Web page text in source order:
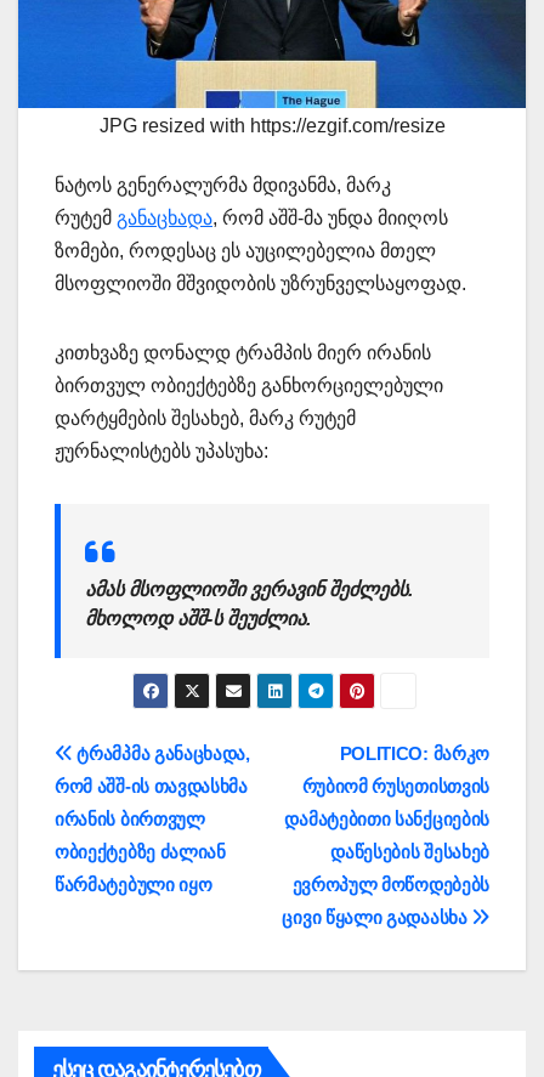
JPG resized with https://ezgif.com/resize
ნატოს გენერალურმა მდივანმა, მარკ
რუტემ განაცხადა, რომ აშშ-მა უნდა მიიღოს
ზომები, როდესაც ეს აუცილებელია მთელ
მსოფლიოში მშვიდობის უზრუნველსაყოფად.
კითხვაზე დონალდ ტრამპის მიერ ირანის
ბირთვულ ობიექტებზე განხორციელებული
დარტყმების შესახებ, მარკ რუტემ
ჟურნალისტებს უპასუხა:
ამას მსოფლიოში ვერავინ შეძლებს.
მხოლოდ აშშ-ს შეუძლია.
პოსტის
ნავიგაცია
POLITICO: მარკო
რუბიომ რუსეთისთვის
დამატებითი სანქციების
დაწესების შესახებ
ევროპულ მოწოდებებს
ცივი წყალი გადაასხა
ტრამპმა განაცხადა,
რომ აშშ-ის თავდასხმა
ირანის ბირთვულ
ობიექტებზე ძალიან
წარმატებული იყო
ესეც დაგაინტერესებთ